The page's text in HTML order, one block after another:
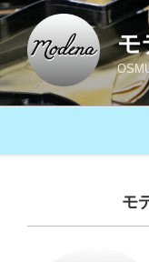
コ
ン
テ
ン
ツ
モ
モ